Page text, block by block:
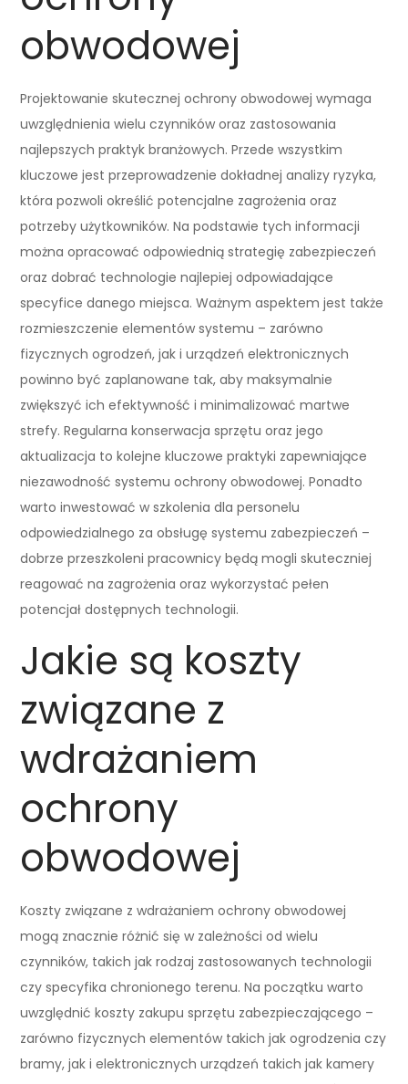
obwodowej
Projektowanie skutecznej ochrony obwodowej wymaga
uwzględnienia wielu czynników oraz zastosowania
najlepszych praktyk branżowych. Przede wszystkim
kluczowe jest przeprowadzenie dokładnej analizy ryzyka,
która pozwoli określić potencjalne zagrożenia oraz
potrzeby użytkowników. Na podstawie tych informacji
można opracować odpowiednią strategię zabezpieczeń
oraz dobrać technologie najlepiej odpowiadające
specyfice danego miejsca. Ważnym aspektem jest także
rozmieszczenie elementów systemu – zarówno
fizycznych ogrodzeń, jak i urządzeń elektronicznych
powinno być zaplanowane tak, aby maksymalnie
zwiększyć ich efektywność i minimalizować martwe
strefy. Regularna konserwacja sprzętu oraz jego
aktualizacja to kolejne kluczowe praktyki zapewniające
niezawodność systemu ochrony obwodowej. Ponadto
warto inwestować w szkolenia dla personelu
odpowiedzialnego za obsługę systemu zabezpieczeń –
dobrze przeszkoleni pracownicy będą mogli skuteczniej
reagować na zagrożenia oraz wykorzystać pełen
potencjał dostępnych technologii.
Jakie są koszty
związane z
wdrażaniem
ochrony
obwodowej
Koszty związane z wdrażaniem ochrony obwodowej
mogą znacznie różnić się w zależności od wielu
czynników, takich jak rodzaj zastosowanych technologii
czy specyfika chronionego terenu. Na początku warto
uwzględnić koszty zakupu sprzętu zabezpieczającego –
zarówno fizycznych elementów takich jak ogrodzenia czy
bramy, jak i elektronicznych urządzeń takich jak kamery